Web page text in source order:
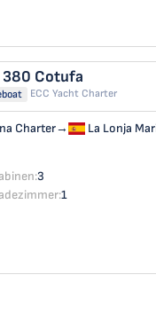
380 Cotufa
ECC Yacht Charter
Charter→ La Lonja
3
1